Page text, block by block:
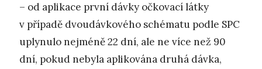
– od aplikace první dávky očkovací látky
v případě dvoudávkového schématu podle SPC
uplynulo nejméně 22 dní, ale ne více než 90
dní, pokud nebyla aplikována druhá dávka,